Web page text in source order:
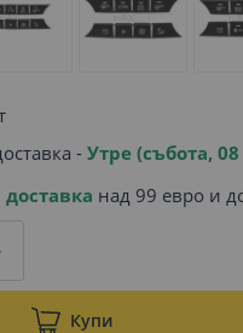
- Утре (събота, 08
над 99 евро и
Купи